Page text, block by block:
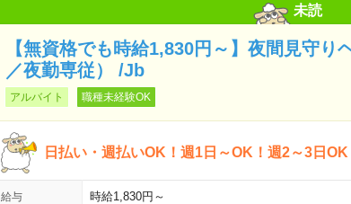
未読
【無資格でも時給1,830円～】夜間見守り
／夜勤専従） /Jb
アルバイト 職種未経験OK
日払い・週払いOK！週1日～OK！週2～3日OK
給与
時給1,830円～